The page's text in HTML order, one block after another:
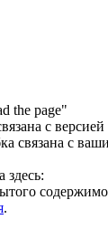
the page"
с
связана с
здесь:
.